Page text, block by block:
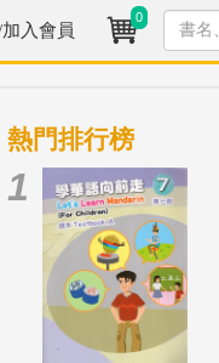
入會員
0
熱門排行榜
1